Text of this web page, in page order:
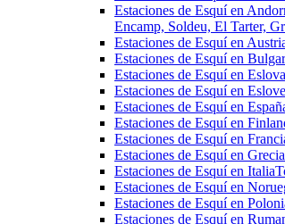
Estaciones de Esquí en
Encamp, Soldeu, El Tarter,
Estaciones de Esquí en
Estaciones de Esquí en
Estaciones de Esquí en
Estaciones de Esquí en
Estaciones de Esquí en
Estaciones de Esquí en
Estaciones de Esquí en
Estaciones de Esquí en Grecia
Estaciones de Esquí en Italia
Estaciones de Esquí en
Estaciones de Esquí en
Estaciones de Esquí en